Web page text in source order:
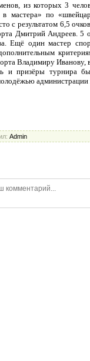
из которых 3
в мастера» по
с результатом 6,5
Дмитрий Андреев. 5
Ещё один мастер
Владимиру Иванову,
и призёры турнира
: Admin